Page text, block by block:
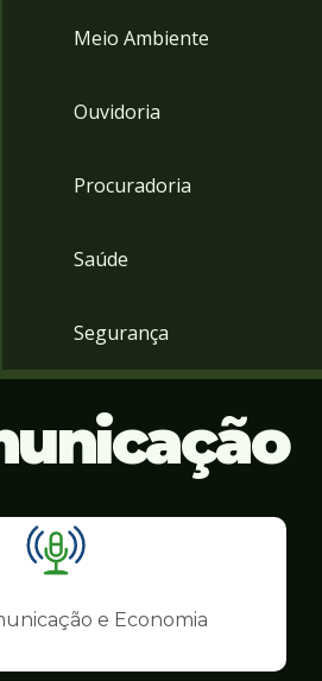
Meio Ambiente
Ouvidoria
Procuradoria
Saúde
Segurança
Ilustração
pagina
Comunicação
e Economia